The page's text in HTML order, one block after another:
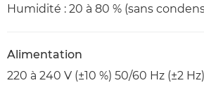
Humidité : 20 à 80 % (sans
Alimentation
220 à 240 V (±10 %) 50/60 Hz (±2 Hz)